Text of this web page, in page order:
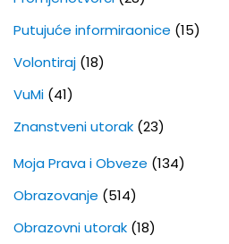
Putujuće informiraonice (15)
Volontiraj (18)
VuMi (41)
Znanstveni utorak (23)
Moja Prava i Obveze (134)
Obrazovanje (514)
Obrazovni utorak (18)